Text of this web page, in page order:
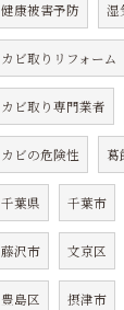
健康被害予防 湿
カビ取りリフォーム
カビ取り専門業者
カビの危険性 葛
千葉県 千葉市
藤沢市 文京区
豊島区 摂津市